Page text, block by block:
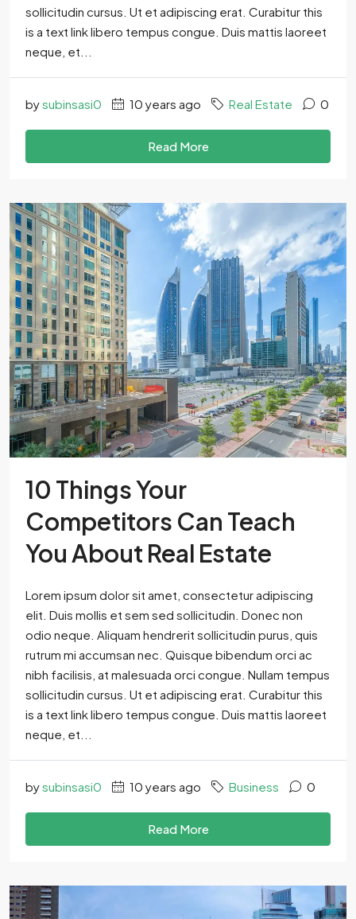
sollicitudin cursus. Ut et adipiscing erat. Curabitur this
is a text link libero tempus congue. Duis mattis laoreet
neque, et...
bysubinsasi0 10 years ago Real Estate 0
Read More
10 Things Your
Competitors Can Teach
You About Real Estate
Lorem ipsum dolor sit amet, consectetur adipiscing
elit. Duis mollis et sem sed sollicitudin. Donec non
odio neque. Aliquam hendrerit sollicitudin purus, quis
rutrum mi accumsan nec. Quisque bibendum orci ac
nibh facilisis, at malesuada orci congue. Nullam tempus
sollicitudin cursus. Ut et adipiscing erat. Curabitur this
is a text link libero tempus congue. Duis mattis laoreet
neque, et...
bysubinsasi0 10 years ago Business 0
Read More